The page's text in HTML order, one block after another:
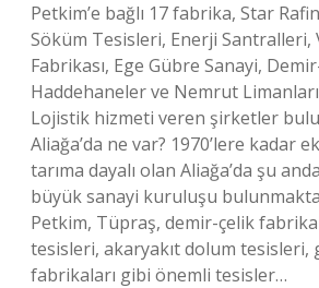
Petkim’e bağlı 17 fabrika, Star
Söküm Tesisleri, Enerji Santralleri,
Fabrikası, Ege Gübre Sanayi,
Haddehaneler ve Nemrut
Lojistik hizmeti veren şirketler
Aliağa’da ne var? 1970’lere kadar
tarıma dayalı olan Aliağa’da şu
büyük sanayi kuruluşu
Petkim, Tüpraş, demir-çelik
tesisleri, akaryakıt dolum tesisleri,
fabrikaları gibi önemli tesisler…